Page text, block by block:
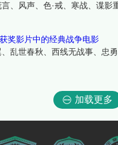
、风声、色·戒、寒战、谍
奖影片中的经典战争电影
乱世春秋、西线无战事、忠
加载更多